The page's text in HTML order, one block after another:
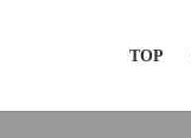
TOP